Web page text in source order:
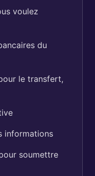
voulez
du
le transfert,
informations
soumettre